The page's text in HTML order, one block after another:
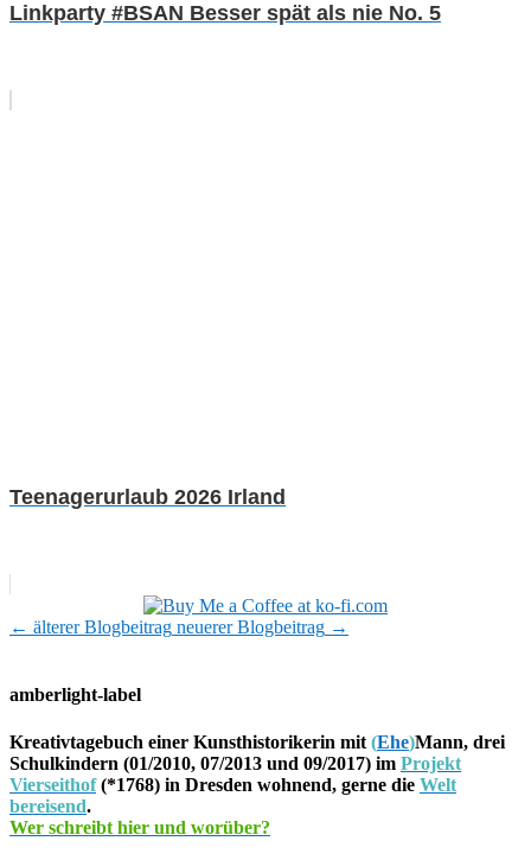
Linkparty #BSAN Besser spät als nie No. 5
Teenagerurlaub 2026 Irland
← älterer Blogbeitrag neuerer Blogbeitrag →
amberlight-label
Kreativtagebuch einer Kunsthistorikerin mit (Ehe)Mann, drei
Schulkindern (01/2010, 07/2013 und 09/2017) im Projekt
Vierseithof(*1768) in Dresden wohnend, gerne die Welt
bereisend.
Wer schreibt hier und worüber?